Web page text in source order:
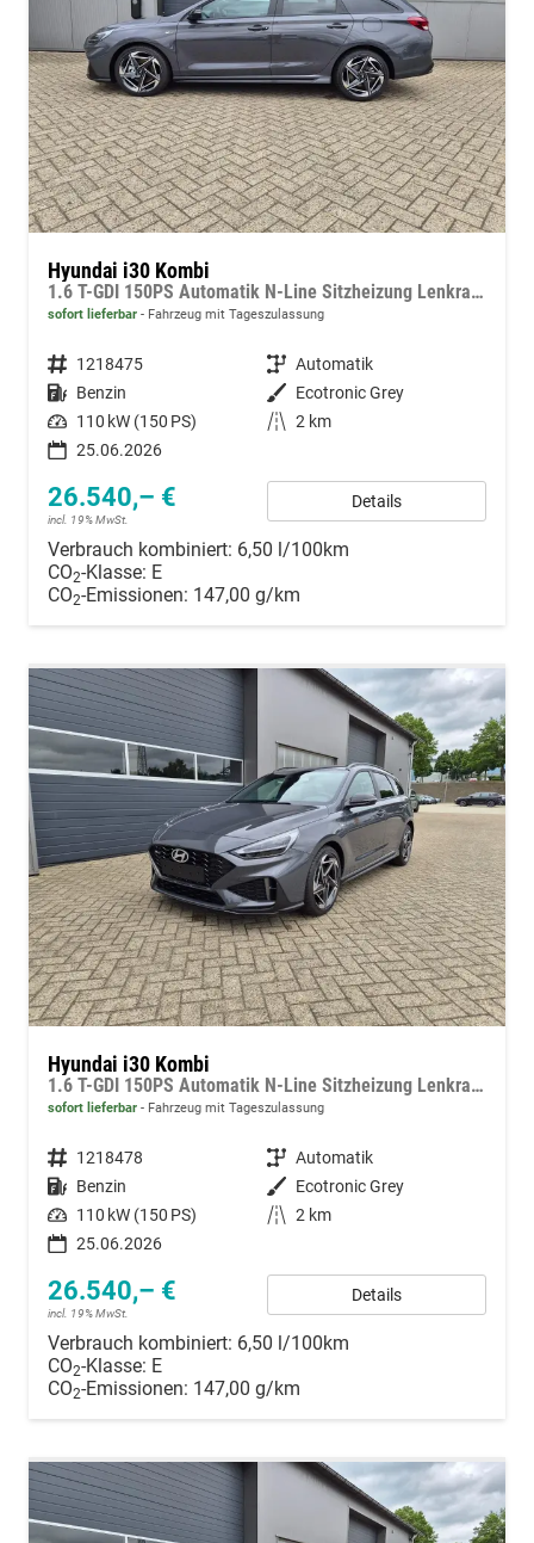
Hyundai i30 Kombi
1.6 T-GDI 150PS Automatik N-Line Sitzheizung Lenkradheizung Klimaautomatik Navi 10,3"-Touchscreen Bluelink Apple CarPlay + Android Auto PDC v+h Rückf.Kamera 18-LM
sofort lieferbar Fahrzeug mit Tageszulassung
Fahrzeugnummer 1218475 Getriebe Automatik
Kraftstoff Benzin Außenfarbe Ecotronic Grey
Leistung 110 kW (150 PS) Kilometerstand 2 km
25.06.2026
26.540,– €
incl. 19% MwSt.
Details
Verbrauch kombiniert: 6,50 l/100km
CO2-Klasse: E
CO2-Emissionen: 147,00 g/km
Hyundai i30 Kombi
1.6 T-GDI 150PS Automatik N-Line Sitzheizung Lenkradheizung Klimaautomatik Navi 10,3"-Touchscreen Bluelink Apple CarPlay + Android Auto PDC v+h Rückf.Kamera 18-LM
sofort lieferbar Fahrzeug mit Tageszulassung
Fahrzeugnummer 1218478 Getriebe Automatik
Kraftstoff Benzin Außenfarbe Ecotronic Grey
Leistung 110 kW (150 PS) Kilometerstand 2 km
25.06.2026
26.540,– €
incl. 19% MwSt.
Details
Verbrauch kombiniert: 6,50 l/100km
CO2-Klasse: E
CO2-Emissionen: 147,00 g/km